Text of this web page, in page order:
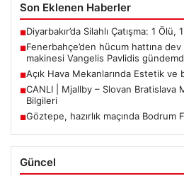
Son Eklenen Haberler
■Diyarbakır’da Silahlı Çatışma: 1 Ölü, 1
■Fenerbahçe’den hücum hattına dev
makinesi Vangelis Pavlidis
■Açık Hava Mekanlarında Estetik ve
■CANLI | Mjallby – Slovan Bratislava
Bilgileri
■Göztepe, hazırlık maçında Bodrum
Güncel